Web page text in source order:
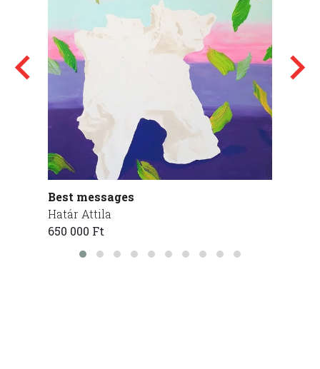
Best messages
Határ Attila
650 000 Ft